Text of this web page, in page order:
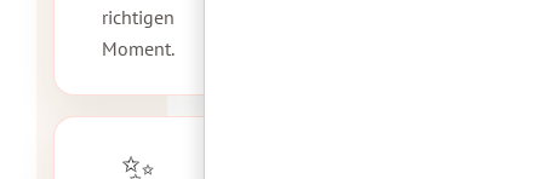
richtigen
Moment.
✨